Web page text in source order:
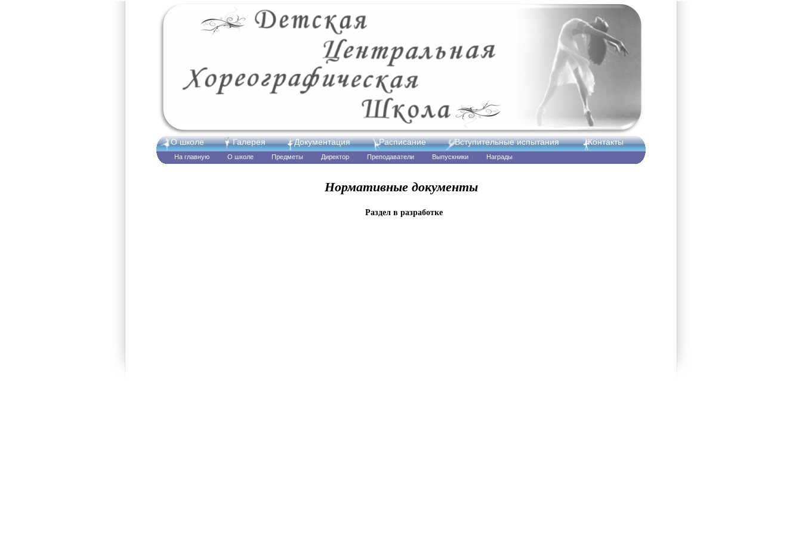
О школе Галерея Документация Расписание Вступительные испытания Контакты
На главную О школе Предметы Директор Преподаватели Выпускники Награды
Нормативные документы
Раздел в разработке